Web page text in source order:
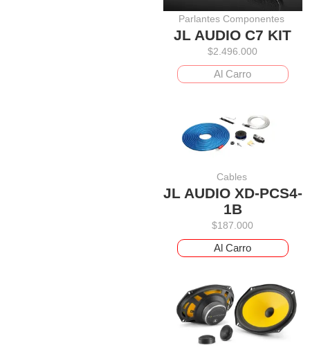
Parlantes Componentes
JL AUDIO C7 KIT
$2.496.000
Al Carro
Cables
JL AUDIO XD-PCS4-
1B
$187.000
Al Carro